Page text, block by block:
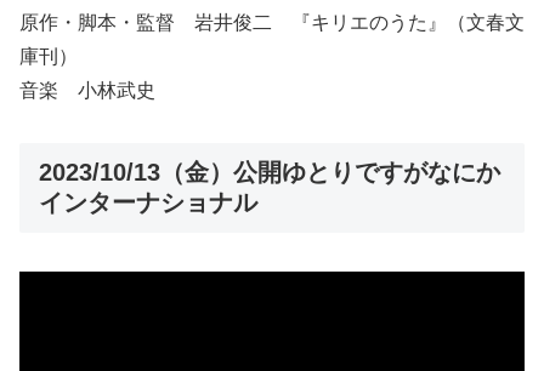
原作・脚本・監督 岩井俊二 『キリエのうた』（文春文
庫刊）
音楽 小林武史
2023/10/13（金）公開ゆとりですがなにか
インターナショナル